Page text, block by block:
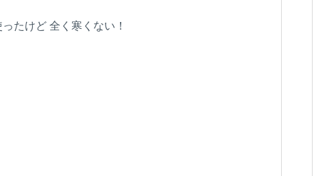
たけど 全く寒くない！